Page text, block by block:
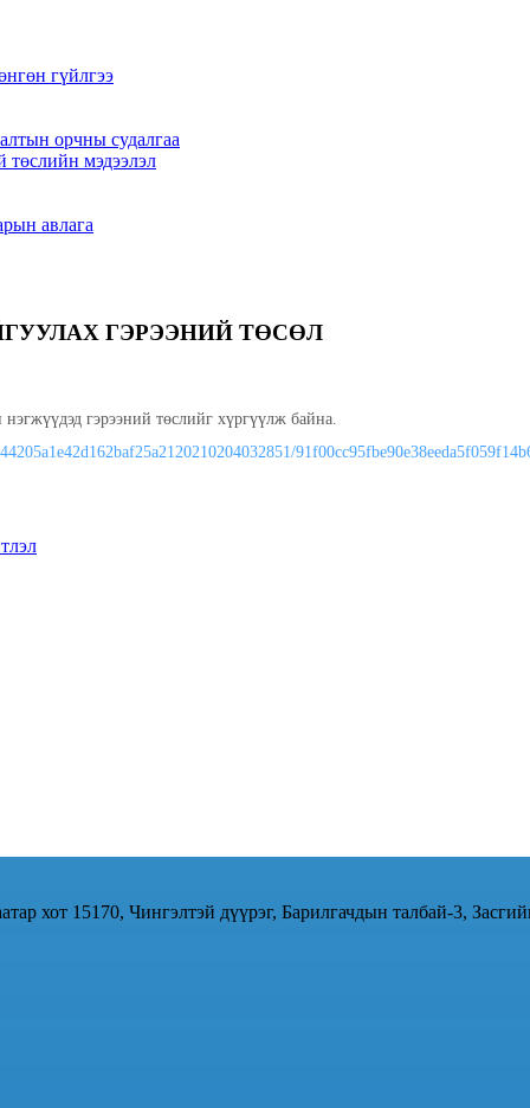
гүйлгээ
орчны судалгаа
төслийн мэдээлэл
авлага
ГЭРЭЭНИЙ ТӨСӨЛ
гэрээний төслийг хүргүүлж байна.
2120210204032851/91f00cc95fbe90e38eeda5f059f14b
хот 15170, Чингэлтэй дүүрэг, Барилгачдын талбай-3,